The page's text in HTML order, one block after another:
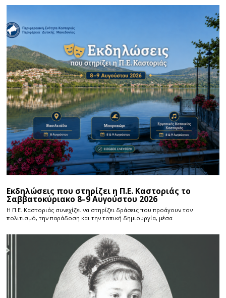
Εκδηλώσεις που στηρίζει η Π.Ε. Καστοριάς το
Σαββατοκύριακο 8–9 Αυγούστου 2026
Η Π.E. Καστοριάς συνεχίζει να στηρίζει δράσεις που προάγουν τον
πολιτισμό, την παράδοση και την τοπική δημιουργία, μέσα